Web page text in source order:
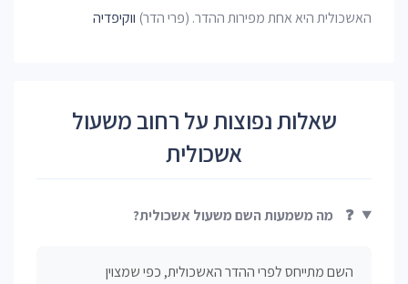
האשכולית היא אחת מפירות ההדר. (פרי הדר) ווקיפדיה
שאלות נפוצות על רחוב משעול
אשכולית
❓ מה משמעות השם משעול אשכולית?
השם מתייחס לפרי ההדר האשכולית, כפי שמצוין